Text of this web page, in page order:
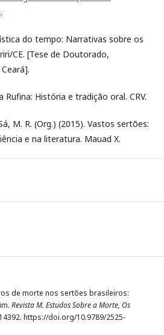
.
do tempo: Narrativas sobre os
CE. [Tese de Doutorado,
Rufina: História e tradição oral. CRV.
M. R. (Org.) (2015). Vastos sertões:
e na literatura. Mauad X.
de morte nos sertões brasileiros:
Revista M. Estudos Sobre a Morte, Os
https://doi.org/10.9789/2525-